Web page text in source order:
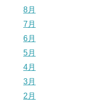
8月
7月
6月
5月
4月
3月
2月